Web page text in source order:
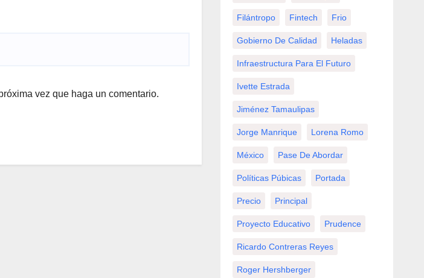
vez que haga un comentario.
Filántropo Fintech Frio
Gobierno De Calidad Heladas
Infraestructura Para El Futuro
Ivette Estrada
Jiménez Tamaulipas
Jorge Manrique Lorena Romo
México Pase De Abordar
Políticas Púbicas Portada
Precio Principal
Proyecto Educativo Prudence
Ricardo Contreras Reyes
Roger Hershberger